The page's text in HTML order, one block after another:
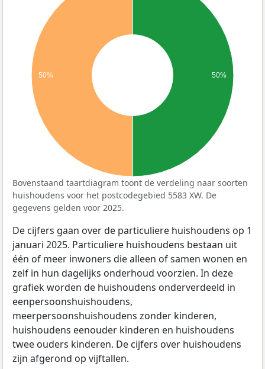
50% 50%
Bovenstaand taartdiagram toont de verdeling naar soorten
huishoudens voor het postcodegebied 5583 XW. De
gegevens gelden voor 2025.
De cijfers gaan over de particuliere huishoudens op 1
januari 2025. Particuliere huishoudens bestaan uit
één of meer inwoners die alleen of samen wonen en
zelf in hun dagelijks onderhoud voorzien. In deze
grafiek worden de huishoudens onderverdeeld in
eenpersoonshuishoudens,
meerpersoonshuishoudens zonder kinderen,
huishoudens eenouder kinderen en huishoudens
twee ouders kinderen. De cijfers over huishoudens
zijn afgerond op vijftallen.